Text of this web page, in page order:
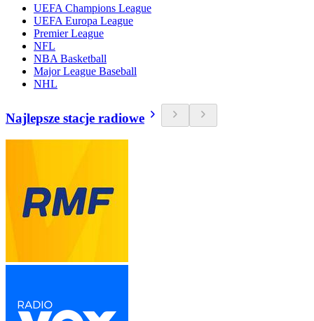
UEFA Champions League
UEFA Europa League
Premier League
NFL
NBA Basketball
Major League Baseball
NHL
Najlepsze stacje radiowe